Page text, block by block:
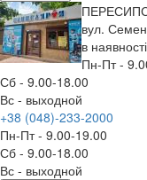
вул.
в наявності
Пн-Пт -
Сб - 9.00-18.00
Вс - выходной
+38 (048)-233-2000
Пн-Пт - 9.00-19.00
Сб - 9.00-18.00
Вс - выходной